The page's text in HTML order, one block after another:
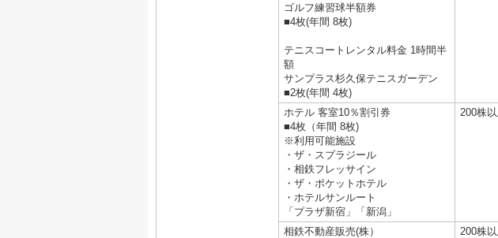
ゴルフ練習球半額券
■4枚(年間 8枚)
テニスコートレンタル料金 1時間半
額
サンプラス杉久保テニスガーデン
■2枚(年間 4枚)
ホテル 客室10％割引券
■4枚（年間 8枚)
※利用可能施設
・ザ・スプラジール
・相鉄フレッサイン
・ザ・ポケットホテル
・ホテルサンルート
「プラザ新宿」「新潟」
200株
相鉄不動産販売(株）
200株